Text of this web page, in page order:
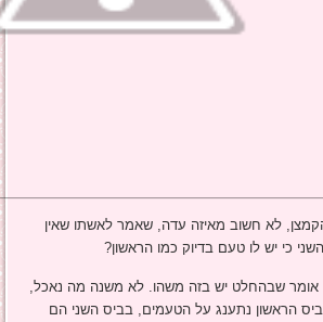
לא חשוב מאיזה עדה, שאמר לאשתו שאין
כי יש לו טעם בדיוק כמו הראשון?
אומר שבהחלט יש בזה משהו. לא משנה מה נאכל,
הראשון נתענג על הטעמים, בביס השני הם